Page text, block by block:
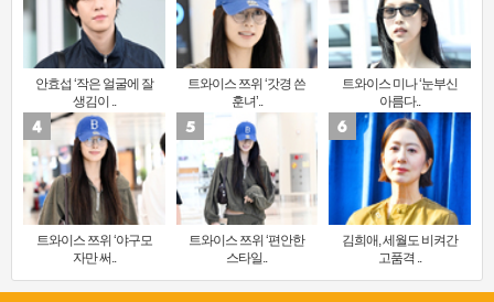
안효섭 ‘작은 얼굴에 잘
생김이 ..
트와이스 쯔위 ‘갓경 쓴
훈녀’..
트와이스 미나 ‘눈부신
아름다..
트와이스 쯔위 ‘야구모
자만 써..
트와이스 쯔위 ‘편안한
스타일..
김희애, 세월도 비켜간
고품격 ..